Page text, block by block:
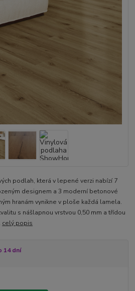
podlah, která v lepené verzi nabízí 7
designem a 3 moderní betonové
hranám vynikne v ploše každá lamela.
s nášlapnou vrstvou 0,50 mm a třídou
celý popis
14 dní